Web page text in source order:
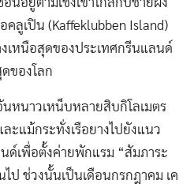
อยู่ตามเชิงเขาใกล้กับชายฝั่ง
คลูเปิน (Kaffeklubben Island)
เหนือสุดของประเทศกรีนแลนด์
ของโลก
หนาวเหน็บหลายสิบกิโลเมตร
แม้กระทั่งเรือยางไปยังแนว
ด์เพื่อตั้งค่ายพักแรม “สัมภาระ
ไป ช่วงนั้นเป็นเดือนกรกฎาคม เค